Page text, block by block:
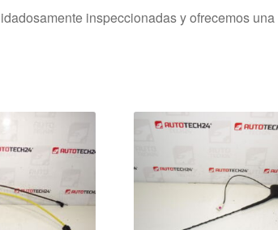
inspeccionadas y ofrecemos una